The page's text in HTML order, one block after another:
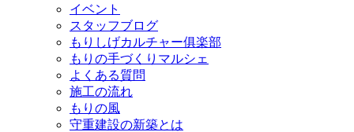
イベント
スタッフブログ
もりしげカルチャー俱楽部
もりの手づくりマルシェ
よくある質問
施工の流れ
もりの風
守重建設の新築とは